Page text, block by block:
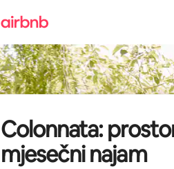
Colonnata:
mjesečni najam